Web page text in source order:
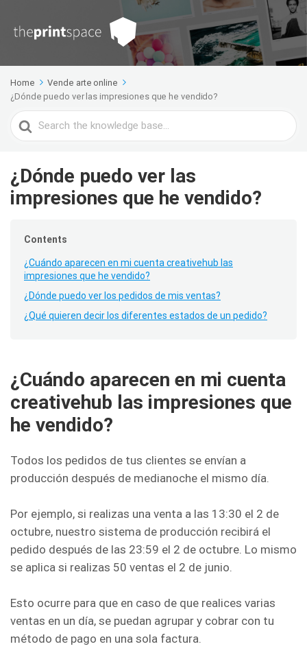
Home
Vende arte online
¿Dónde puedo ver las impresiones que he vendido?
Search
For
¿Dónde puedo ver las
impresiones que he vendido?
Contents
¿Cuándo aparecen en mi cuenta creativehub las
impresiones que he vendido?
¿Dónde puedo ver los pedidos de mis ventas?
¿Qué quieren decir los diferentes estados de un pedido?
¿Cuándo aparecen en mi cuenta
creativehub las impresiones que
he vendido?
Todos los pedidos de tus clientes se envían a
producción después de medianoche el mismo día.
Por ejemplo, si realizas una venta a las 13:30 el 2 de
octubre, nuestro sistema de producción recibirá el
pedido después de las 23:59 el 2 de octubre. Lo mismo
se aplica si realizas 50 ventas el 2 de junio.
Esto ocurre para que en caso de que realices varias
ventas en un día, se puedan agrupar y cobrar con tu
método de pago en una sola factura.